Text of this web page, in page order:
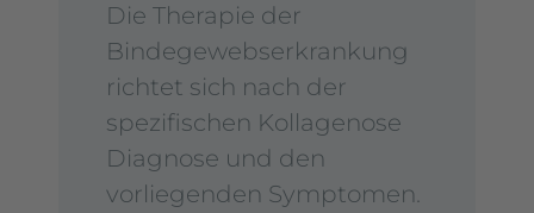
Die Therapie der
Bindegewebserkrankung
richtet sich nach der
spezifischen Kollagenose
Diagnose und den
vorliegenden Symptomen.